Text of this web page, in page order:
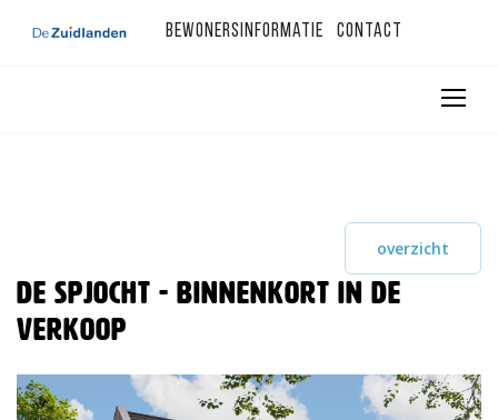
Bewonersinformatie Contact
overzicht
De Spjocht - binnenkort in de
verkoop